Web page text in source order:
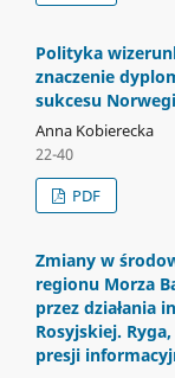
Polityka
znaczenie
sukcesu
Anna Kobierecka
22-40
PDF
Zmiany w
regionu Morza
przez działania
Rosyjskiej.
presji